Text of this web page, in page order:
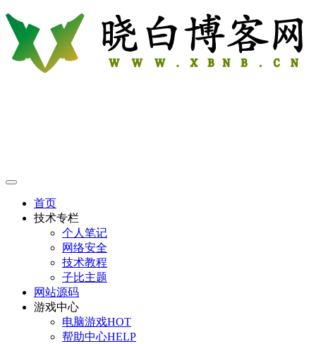
首页
技术专栏
个人笔记
网络安全
技术教程
子比主题
网站源码
游戏中心
电脑游戏HOT
帮助中心HELP